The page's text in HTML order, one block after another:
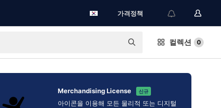
가격정책
컬렉션 0
Merchandising License 신규
아이콘을 이용해 모든 물리적 또는 디지털